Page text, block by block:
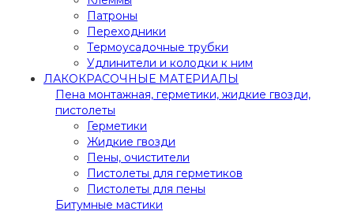
Патроны
Переходники
Термоусадочные трубки
Удлинители и колодки к ним
ЛАКОКРАСОЧНЫЕ МАТЕРИАЛЫ
Пена монтажная, герметики, жидкие гвозди,
пистолеты
Герметики
Жидкие гвозди
Пены, очистители
Пистолеты для герметиков
Пистолеты для пены
Битумные мастики